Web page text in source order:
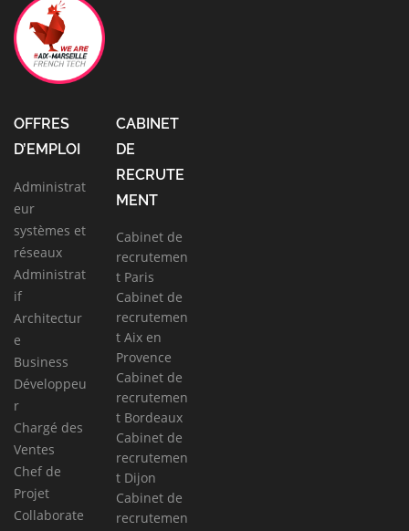
OFFRES
D’EMPLOI
Administrat
eur
systèmes et
réseaux
Administrat
if
Architectur
e
Business
Développeu
r
Chargé des
Ventes
Chef de
Projet
Collaborate
CABINET
DE
RECRUTE
MENT
Cabinet de
recrutemen
t Paris
Cabinet de
recrutemen
t Aix en
Provence
Cabinet de
recrutemen
t Bordeaux
Cabinet de
recrutemen
t Dijon
Cabinet de
recrutemen